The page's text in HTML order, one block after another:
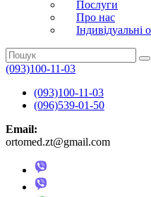
Послуги
Про нас
Індивідуальні
(093)100-11-03
(093)100-11-03
(096)539-01-50
Email:
ortomed.zt@gmail.com